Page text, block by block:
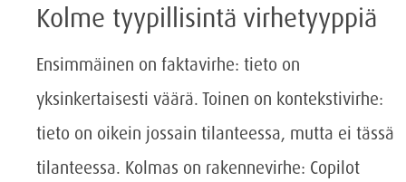
Kolme tyypillisintä virhetyyppiä
Ensimmäinen on faktavirhe: tieto on
yksinkertaisesti väärä. Toinen on kontekstivirhe:
tieto on oikein jossain tilanteessa, mutta ei tässä
tilanteessa. Kolmas on rakennevirhe: Copilot